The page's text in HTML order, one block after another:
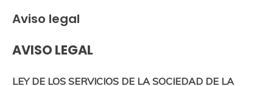
Aviso legal
AVISO LEGAL
LEY DE LOS SERVICIOS DE LA SOCIEDAD DE LA